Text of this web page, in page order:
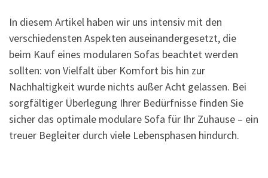
In diesem Artikel haben wir uns intensiv mit den
verschiedensten Aspekten auseinandergesetzt, die
beim Kauf eines modularen Sofas beachtet werden
sollten: von Vielfalt über Komfort bis hin zur
Nachhaltigkeit wurde nichts außer Acht gelassen. Bei
sorgfältiger Überlegung Ihrer Bedürfnisse finden Sie
sicher das optimale modulare Sofa für Ihr Zuhause – ein
treuer Begleiter durch viele Lebensphasen hindurch.